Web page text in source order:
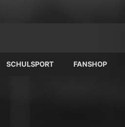
SCHULSPORT FANSHOP